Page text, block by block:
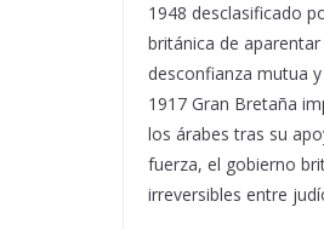
1948 desclasificado
británica de
desconfianza mutua
1917 Gran Bretaña
los árabes tras su
fuerza, el gobierno
irreversibles entre